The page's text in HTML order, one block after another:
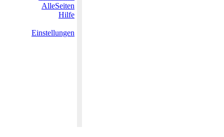
AlleSeiten
Hilfe
Einstellungen